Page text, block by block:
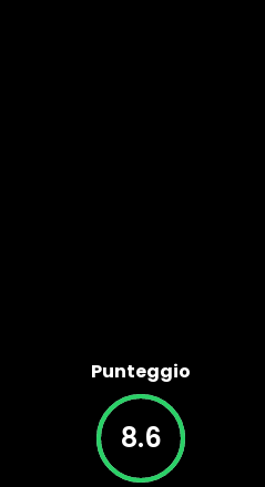
Punteggio
8.6